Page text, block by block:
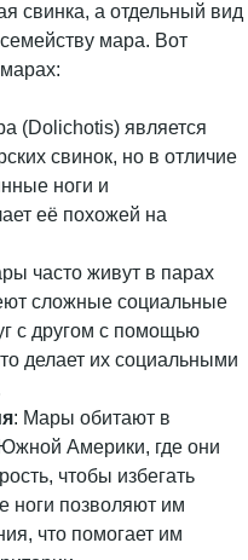
свинка, а отдельный вид
мара. Вот
(Dolichotis) является
свинок, но в отличие
ноги и
её похожей на
часто живут в парах
сложные социальные
с другом с помощью
делает их социальными
: Мары обитают в
Америки, где они
чтобы избегать
ноги позволяют им
что помогает им